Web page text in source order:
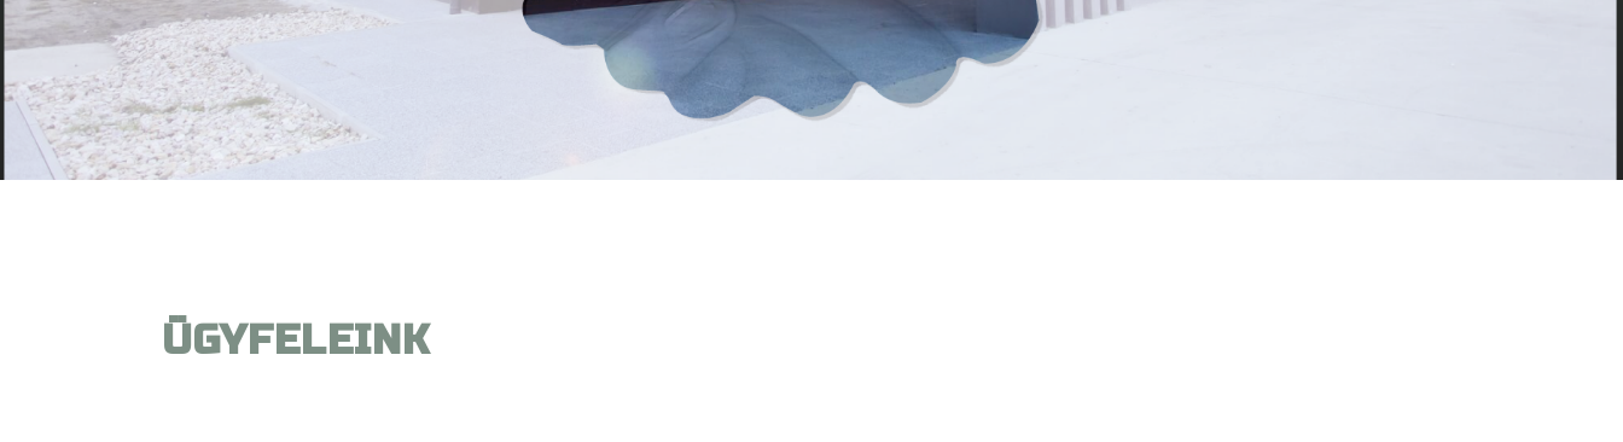
ÜGYFELEINK